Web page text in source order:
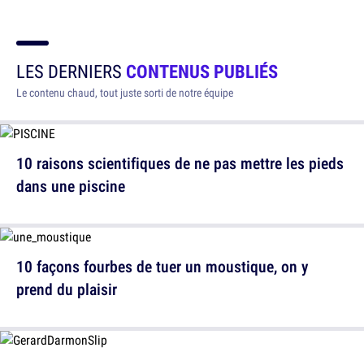
LES DERNIERS CONTENUS PUBLIÉS
Le contenu chaud, tout juste sorti de notre équipe
10 raisons scientifiques de ne pas mettre les pieds
dans une piscine
10 façons fourbes de tuer un moustique, on y
prend du plaisir